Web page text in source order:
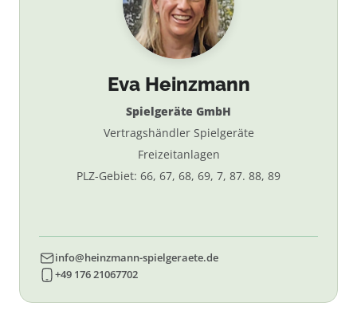
Eva Heinzmann
Spielgeräte GmbH
Vertragshändler Spielgeräte
Freizeitanlagen
PLZ-Gebiet: 66, 67, 68, 69, 7, 87. 88, 89
info@heinzmann-spielgeraete.de
+49 176 21067702